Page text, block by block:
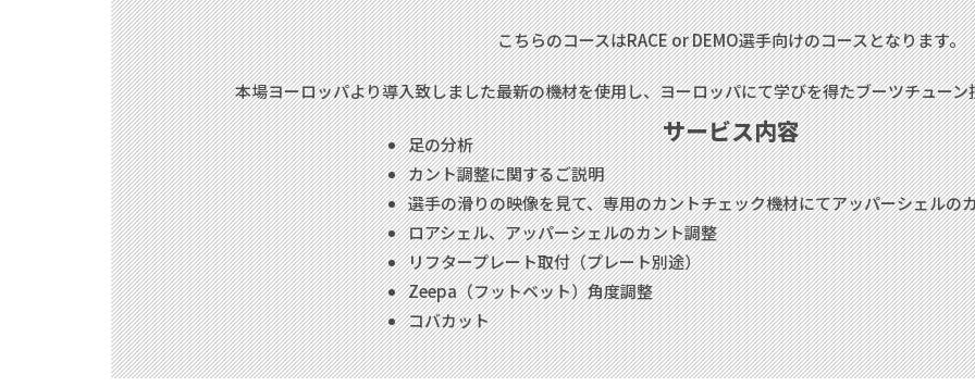
こちらのコースはRACE or DEMO選手向けのコースとなります。
本場ヨーロッパより導入致しました最新の機材を使用し、ヨーロッパにて学びを得たブーツチュー
サービス内容
足の分析
カント調整に関するご説明
選手の滑りの映像を見て、専用のカントチェック機材にてアッパーシェルの
ロアシェル、アッパーシェルのカント調整
リフタープレート取付（プレート別途）
Zeepa（フットベット）角度調整
コバカット